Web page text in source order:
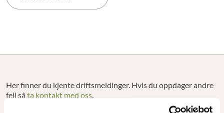
Her finner du kjente driftsmeldinger. Hvis du oppdager andre
feil så ta kontakt med oss.